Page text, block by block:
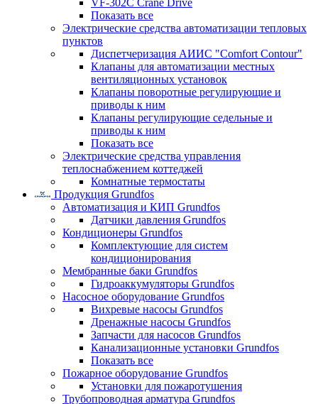
VF-302C Crane Drive
Показать все
Электрические средства автоматизации тепловых
пунктов
Диспетчеризация АИИС "Comfort Contour"
Клапаны для автоматизации местных
вентиляционных установок
Клапаны поворотные регулирующие и
приводы к ним
Клапаны регулирующие седельные и
приводы к ним
Показать все
Электрические средства управления
теплоснабжением коттеджей
Комнатные термостаты
Продукция Grundfos
Автоматизация и КИП Grundfos
Датчики давления Grundfos
Кондиционеры Grundfos
Комплектующие для систем
кондиционирования
Мембранные баки Grundfos
Гидроаккумуляторы Grundfos
Насосное оборудование Grundfos
Вихревые насосы Grundfos
Дренажные насосы Grundfos
Запчасти для насосов Grundfos
Канализационные установки Grundfos
Показать все
Пожарное оборудование Grundfos
Установки для пожаротушения
Трубопроводная арматура Grundfos